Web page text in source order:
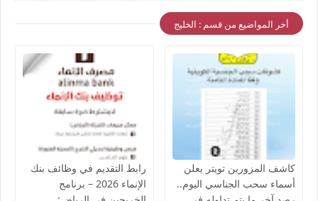
أخر المواضيع من قسم : الخليج
كاشف المزورين تويتر يعلن
أسماء سحب الجناسي اليوم..
رابط التقديم في وظائف بنك
الإنماء 2026 – برنامج